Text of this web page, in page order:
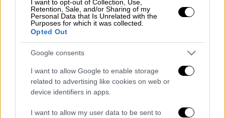
I want to opt-out of Collection, Use,
Retention, Sale, and/or Sharing of my
Personal Data that Is Unrelated with the
Purposes for which it was collected.
Opted Out
Google consents
I want to allow Google to enable storage
related to advertising like cookies on web or
device identifiers in apps.
I want to allow my user data to be sent to
«Τη νύκτα (...) ο εχθρός εξαπέλυσε
αεροπορική επίθεση εναντίον της πόλης
Σούμι.Δύο άνθρωποι σκοτώθηκαν, τέσσερις
άλλοι τραυματίσθηκαν
μεταξύ των οποίων
διοίκηση της περιφέρειας του Σούμι μέσω
του Telegram, διευκρινίζοντας ότι κατοικίες